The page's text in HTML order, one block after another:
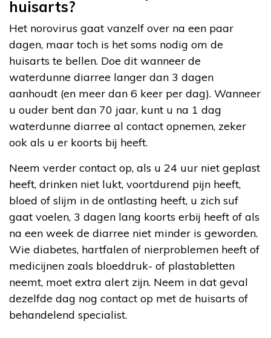
huisarts?
Het norovirus gaat vanzelf over na een paar
dagen, maar toch is het soms nodig om de
huisarts te bellen. Doe dit wanneer de
waterdunne diarree langer dan 3 dagen
aanhoudt (en meer dan 6 keer per dag). Wanneer
u ouder bent dan 70 jaar, kunt u na 1 dag
waterdunne diarree al contact opnemen, zeker
ook als u er koorts bij heeft.
Neem verder contact op, als u 24 uur niet geplast
heeft, drinken niet lukt, voortdurend pijn heeft,
bloed of slijm in de ontlasting heeft, u zich suf
gaat voelen, 3 dagen lang koorts erbij heeft of als
na een week de diarree niet minder is geworden.
Wie diabetes, hartfalen of nierproblemen heeft of
medicijnen zoals bloeddruk- of plastabletten
neemt, moet extra alert zijn. Neem in dat geval
dezelfde dag nog contact op met de huisarts of
behandelend specialist.